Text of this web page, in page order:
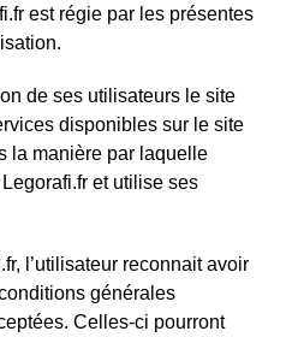
est régie par les présentes
de ses utilisateurs le site
disponibles sur le site
la manière par laquelle
et utilise ses
l’utilisateur reconnait avoir
générales
Celles-ci pourront